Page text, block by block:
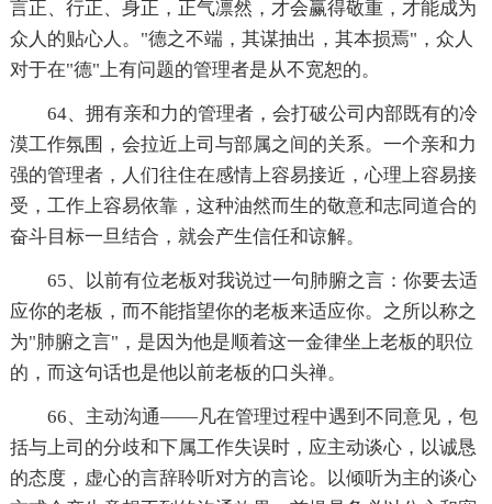
言正、行正、身正，正气凛然，才会赢得敬重，才能成为
众人的贴心人。"德之不端，其谋抽出，其本损焉"，众人
对于在"德"上有问题的管理者是从不宽恕的。
64、拥有亲和力的管理者，会打破公司内部既有的冷
漠工作氛围，会拉近上司与部属之间的关系。一个亲和力
强的管理者，人们往住在感情上容易接近，心理上容易接
受，工作上容易依靠，这种油然而生的敬意和志同道合的
奋斗目标一旦结合，就会产生信任和谅解。
65、以前有位老板对我说过一句肺腑之言：你要去适
应你的老板，而不能指望你的老板来适应你。之所以称之
为"肺腑之言"，是因为他是顺着这一金律坐上老板的职位
的，而这句话也是他以前老板的口头禅。
66、主动沟通——凡在管理过程中遇到不同意见，包
括与上司的分歧和下属工作失误时，应主动谈心，以诚恳
的态度，虚心的言辞聆听对方的言论。以倾听为主的谈心